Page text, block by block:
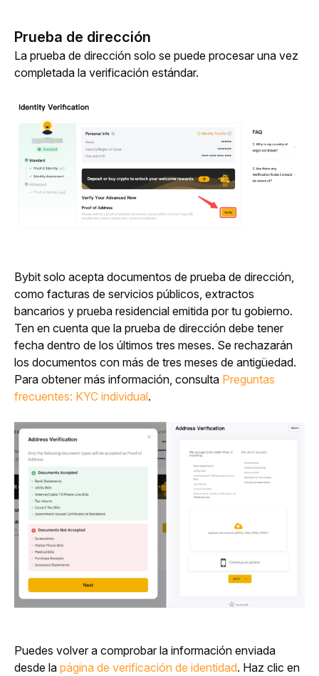
Prueba de dirección
La prueba de dirección solo se puede procesar una vez
completada la verificación estándar.
Bybit solo acepta documentos de prueba de dirección,
como facturas de servicios públicos, extractos
bancarios y prueba residencial emitida por tu gobierno.
Ten en cuenta que la prueba de dirección debe tener
fecha dentro de los últimos tres meses. Se rechazarán
los documentos con más de tres meses de antigüedad.
Para obtener más información, consulta Preguntas
frecuentes: KYC individual.
Puedes volver a comprobar la información enviada
desde la página de verificación de identidad. Haz clic en